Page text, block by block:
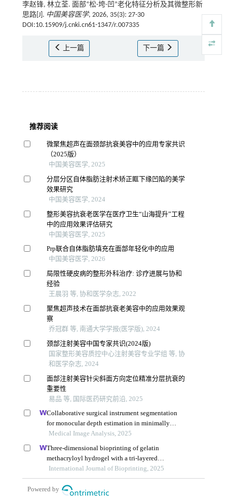
李赵锋, 林立荃. 面部“松-垮-凹”老化特征分析及其微整形新
思路[J]. 中国美容医学, 2026, 35(3): 27-30
DOI:10.15909/j.cnki.cn61-1347/r.007335
上一篇 下一篇